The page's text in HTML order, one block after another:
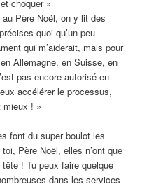
choquer »
Père Noël, on y lit des
quoi qu’un peu
qui m’aiderait, mais pour
Allemagne, en Suisse, en
pas encore autorisé en
accélérer le processus,
mieux ! »
font du super boulot les
Père Noël, elles n’ont que
! Tu peux faire quelque
dans les services